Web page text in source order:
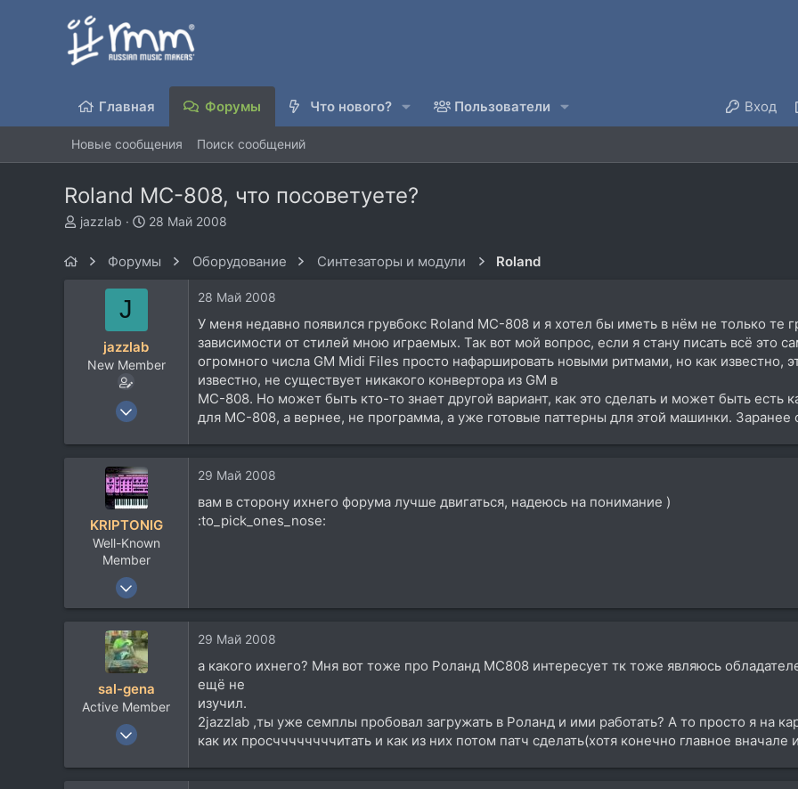
Главная Форумы Что нового? Пользователи Вход
Новые сообщения Поиск сообщений
Roland MC-808, что посоветуете?
А
jazzlab
Д
а
л
а
28 Май 2008
Форумы Оборудование Синтезаторы и модули Roland
J
jazzlab
New Member
19 Мар 2008
Berlin
28 Май 2008
У меня недавно появился грувбокс Roland MC-808 и я хотел бы иметь в нём не только те
зависимости от стилей мною играемых. Так вот мой вопрос, если я стану писать всё это
огромного числа GM Midi Files просто нафаршировать новыми ритмами, но как известно,
известно, не существует никакого конвертора из GM в
MC-808. Но может быть кто-то знает другой вариант, как это сделать и может быть есть
для MC-808, а вернее, не программа, а уже готовые паттерны для этой машинки. Заранее
KRIPTONIG
Well-Known
Member
23 Мар 2007
29 Май 2008
вам в сторону ихнего форума лучше двигаться, надеюсь на понимание )
:to_pick_ones_nose:
sal-gena
Active Member
9 Дек 2004
29 Май 2008
а какого ихнего? Мня вот тоже про Роланд МС808 интересует тк тоже являюсь
ещё не
изучил.
2jazzlab ,ты уже семплы пробовал загружать в Роланд и ими работать? А то просто я на
как их просччччччччитать и как из них потом патч сделать(хотя конечно главное вначале